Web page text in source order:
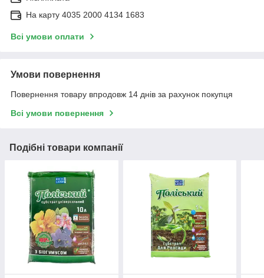
На карту 4035 2000 4134 1683
Всі умови оплати
Умови повернення
Повернення товару впродовж 14 днів за рахунок покупця
Всі умови повернення
Подібні товари компанії